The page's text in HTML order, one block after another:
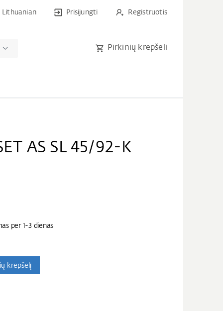
Lithuanian Prisijungti Registruotis
Pirkinių krepšeli
AS SL 45/92-K
per 1-3 dienas
krepšelį